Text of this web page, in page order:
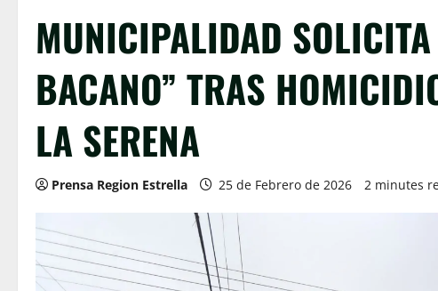
MUNICIPALIDAD
BACANO” TRAS
LA SERENA
Prensa Region Estrella 25 de Febrero de 2026 2 minutes